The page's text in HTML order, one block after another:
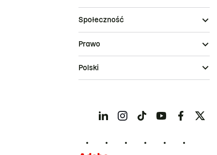
Społeczność
Prawo
Polski